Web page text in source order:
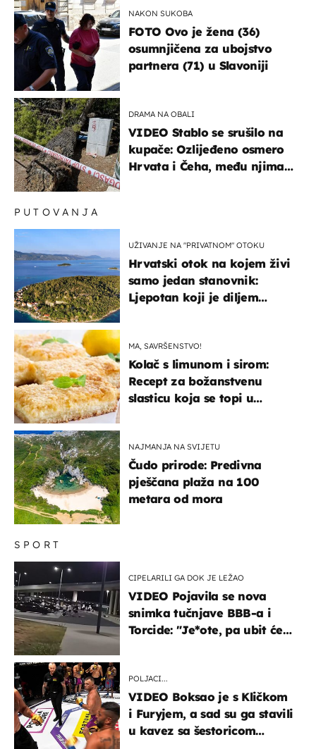
NAKON SUKOBA
FOTO Ovo je žena (36)
osumnjičena za ubojstvo
partnera (71) u Slavoniji
DRAMA NA OBALI
VIDEO Stablo se srušilo na
kupače: Ozlijeđeno osmero
Hrvata i Čeha, među njima
SPORT
CIPELARILI GA DOK JE LEŽAO
VIDEO Pojavila se nova
snimka tučnjave BBB-a i
Torcide: "Je*ote, pa ubit će
POLJACI...
VIDEO Boksao je s Kličkom
i Furyjem, a sad su ga stavili
u kavez sa šestoricom
PUTOVANJA
UŽIVANJE NA "PRIVATNOM" OTOKU
Hrvatski otok na kojem živi
samo jedan stanovnik:
Ljepotan koji je diljem
MA, SAVRŠENSTVO!
Kolač s limunom i sirom:
Recept za božanstvenu
slasticu koja se topi u
NAJMANJA NA SVIJETU
Čudo prirode: Predivna
pješčana plaža na 100
metara od mora